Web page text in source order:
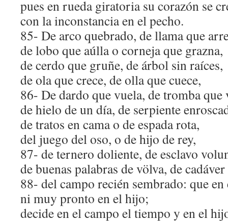
pues en rueda giratoria su corazón se
con la inconstancia en el pecho.
85- De arco quebrado, de llama que
de lobo que aúlla o corneja que grazna,
de cerdo que gruñe, de árbol sin raíces,
de ola que crece, de olla que cuece,
86- De dardo que vuela, de tromba que
de hielo de un día, de serpiente
de tratos en cama o de espada rota,
del juego del oso, o de hijo de rey,
87- de ternero doliente, de esclavo
de buenas palabras de völva, de
88- del campo recién sembrado: que en
ni muy pronto en el hijo;
decide en el campo el tiempo y en el